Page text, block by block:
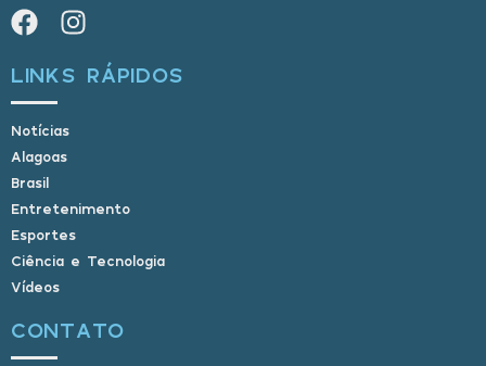
LINKS RÁPIDOS
Notícias
Alagoas
Brasil
Entretenimento
Esportes
Ciência e Tecnologia
Vídeos
CONTATO